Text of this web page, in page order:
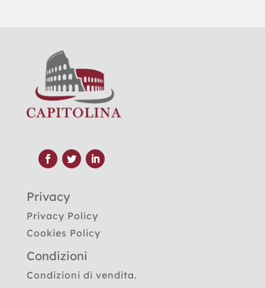
Privacy
Privacy Policy
Cookies Policy
Condizioni
Condizioni di vendita.